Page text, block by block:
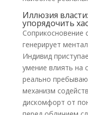
Иллюзия
упорядочить
Соприкосновение
генерирует
Индивид
умение влиять на
реально
механизм
дискомфорт от